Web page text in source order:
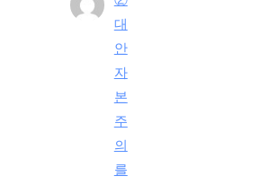
대
안
자
본
주
의
를